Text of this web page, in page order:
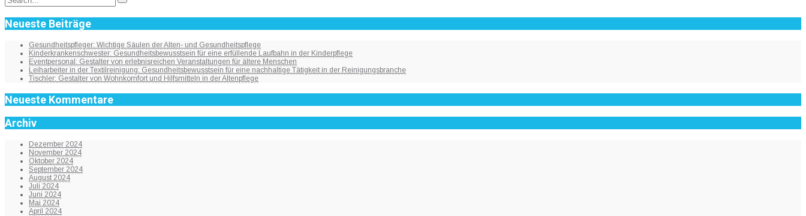
Neueste Beiträge
Gesundheitspfleger: Wichtige Säulen der Alten- und Gesundheitspflege
Kinderkrankenschwester: Gesundheitsbewusstsein für eine erfüllende Laufbahn in der Kinderpflege
Eventpersonal: Gestalter von erlebnisreichen Veranstaltungen für ältere Menschen
Leiharbeiter in der Textilreinigung: Gesundheitsbewusstsein für eine nachhaltige Tätigkeit in der Reinigungsbranche
Tischler: Gestalter von Wohnkomfort und Hilfsmitteln in der Altenpflege
Neueste Kommentare
Archiv
Dezember 2024
November 2024
Oktober 2024
September 2024
August 2024
Juli 2024
Juni 2024
Mai 2024
April 2024